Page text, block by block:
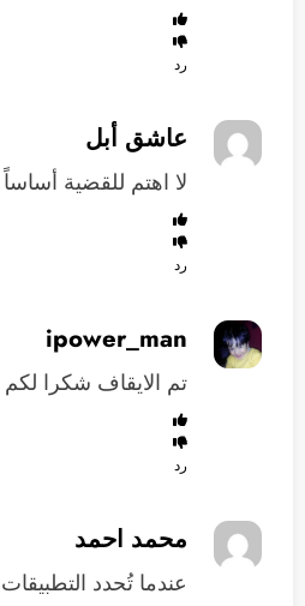
رد
عاشق أبل
لا اهتم للقضية أساساً
رد
ipower_man
تم الايقاف شكرا لكم
رد
محمد احمد
عندما تُحدد